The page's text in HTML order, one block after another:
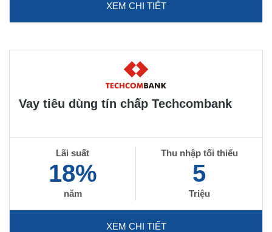
XEM CHI TIẾT
Vay tiêu dùng tín chấp Techcombank
Lãi suất
18%
năm
Thu nhập tối thiểu
5
Triệu
XEM CHI TIẾT